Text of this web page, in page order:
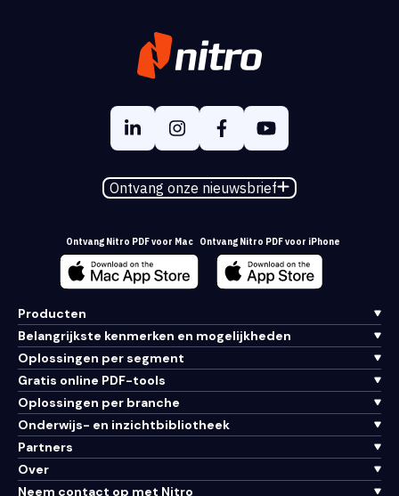
Ontvang onze nieuwsbrief
Ontvang Nitro PDF voor Mac Ontvang Nitro PDF voor iPhone
Producten
Belangrijkste kenmerken en mogelijkheden
Oplossingen per segment
Gratis online PDF-tools
Oplossingen per branche
Onderwijs- en inzichtbibliotheek
Partners
Over
Neem contact op met Nitro